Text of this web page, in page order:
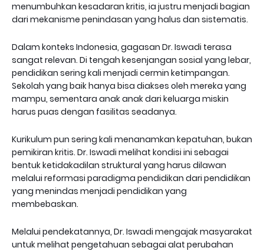
menumbuhkan kesadaran kritis, ia justru menjadi bagian
dari mekanisme penindasan yang halus dan sistematis.
Dalam konteks Indonesia, gagasan Dr. Iswadi terasa
sangat relevan. Di tengah kesenjangan sosial yang lebar,
pendidikan sering kali menjadi cermin ketimpangan.
Sekolah yang baik hanya bisa diakses oleh mereka yang
mampu, sementara anak anak dari keluarga miskin
harus puas dengan fasilitas seadanya.
Kurikulum pun sering kali menanamkan kepatuhan, bukan
pemikiran kritis. Dr. Iswadi melihat kondisi ini sebagai
bentuk ketidakadilan struktural yang harus dilawan
melalui reformasi paradigma pendidikan dari pendidikan
yang menindas menjadi pendidikan yang
membebaskan.
Melalui pendekatannya, Dr. Iswadi mengajak masyarakat
untuk melihat pengetahuan sebagai alat perubahan